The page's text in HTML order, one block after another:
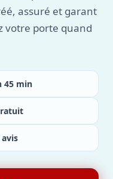
assuré et garant
votre porte quand
45 min